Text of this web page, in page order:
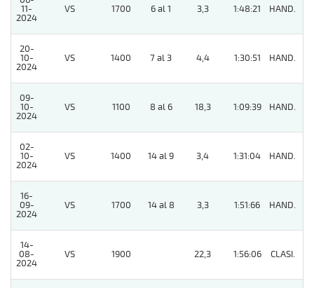
11-
2024
VS 1700 6 al 1 3,3 1:48:21 HAND.
20-
10-
2024
VS 1400 7 al 3 4,4 1:30:51 HAND.
09-
10-
2024
VS 1100 8 al 6 18,3 1:09:39 HAND.
02-
10-
2024
VS 1400 14 al 9 3,4 1:31:04 HAND.
16-
09-
2024
VS 1700 14 al 8 3,3 1:51:66 HAND.
14-
08-
2024
VS 1900 22,3 1:56:06 CLASI.